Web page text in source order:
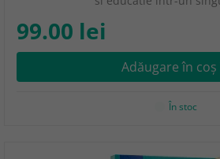
99.00 lei
Adăugare în coş
În stoc